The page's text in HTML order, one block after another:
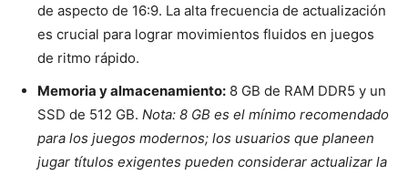
de aspecto de 16:9. La alta frecuencia de actualización
es crucial para lograr movimientos fluidos en juegos
de ritmo rápido.
Memoria y almacenamiento: 8 GB de RAM DDR5 y un
SSD de 512 GB. Nota: 8 GB es el mínimo recomendado
para los juegos modernos; los usuarios que planeen
jugar títulos exigentes pueden considerar actualizar la